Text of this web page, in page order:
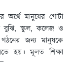
মানুষের গােটা
বুঝি, স্কুল, কলেজ ও
গঠনের জন্য মানুষকে
হয়। মূলত শিক্ষা